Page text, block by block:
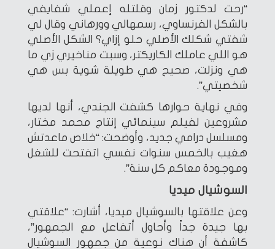
“رحت لدكتور زمان وقلتله إعملي شفايفي
بالشكل الفرنساوي، رسمهالي وورهاني وقال لي
شفتي شكلك الأصلي حلو إزاي؟ الشكل الأصلي
هو اللي عاملك الكاريكتر، وسبت مناخيري زي ما
هي ونزلت، صحيح هي طويلة شوية بس هي
شخصيتي”.
وفي نهاية حوارها كشفت الجندي، أنها لديها
مشروعين لفيلم سينمائي إنتاج محمد مختار،
ومسلسل درامي جديد، وأوضحت: “خلاص ماعدتش
هغيب بالخمس سنوات نفسي اتفتحت للشغل
وموجودة معاكم كل سنة”.
السوشيال ميديا
وعن علاقتها بالسوشيال ميديا، أشارت: “علاقتي
بها جيدة جداً وأحاول أتفاعل مع الجمهور”،
كاشفة أن هناك نوعية من جمهور السوشيال